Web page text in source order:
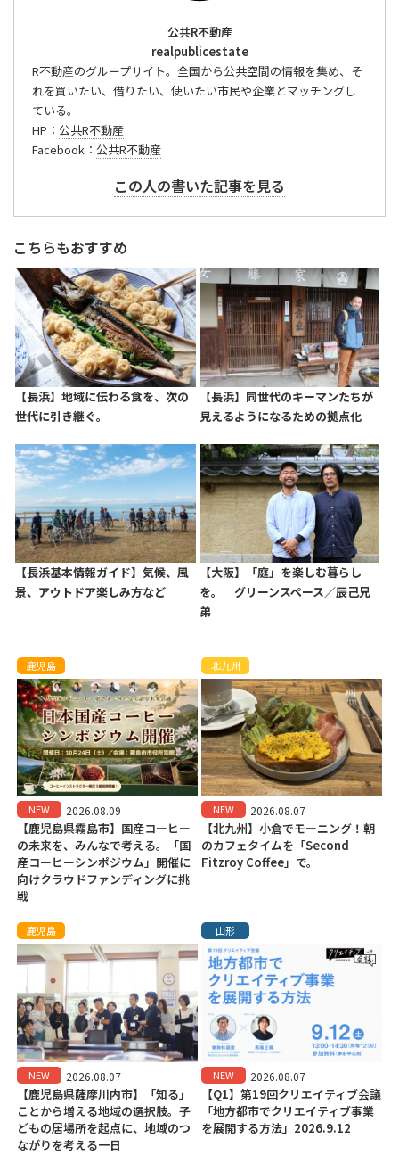
公共R不動産
realpublicestate
R不動産のグループサイト。全国から公共空間の情報を集め、そ
れを買いたい、借りたい、使いたい市民や企業とマッチングし
ている。
HP： 公共R不動産
Facebook： 公共R不動産
この人の書いた記事を見る
こちらもおすすめ
【長浜】地域に伝わる食を、次の
世代に引き継ぐ。
【長浜】同世代のキーマンたちが
見えるようになるための拠点化
【長浜基本情報ガイド】気候、風
景、アウトドア楽しみ方など
【大阪】「庭」を楽しむ暮らし
を。 グリーンスペース／辰己兄
弟
鹿児島
NEW 2026.08.09
【鹿児島県霧島市】国産コーヒー
の未来を、みんなで考える。「国
産コーヒーシンポジウム」開催に
向けクラウドファンディングに挑
戦
北九州
NEW 2026.08.07
【北九州】小倉でモーニング！朝
のカフェタイムを「Second
Fitzroy Coffee」で。
鹿児島
NEW 2026.08.07
【鹿児島県薩摩川内市】「知る」
ことから増える地域の選択肢。子
どもの居場所を起点に、地域のつ
ながりを考える一日
山形
NEW 2026.08.07
【Q1】第19回クリエイティブ会議
「地方都市でクリエイティブ事業
を展開する方法」2026.9.12